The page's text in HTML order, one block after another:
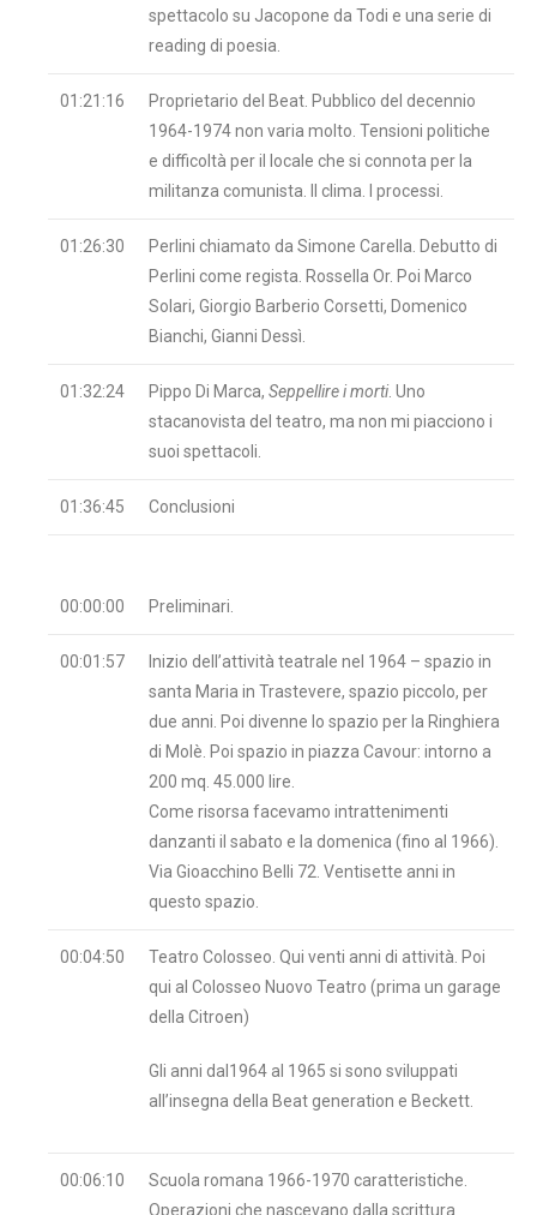
spettacolo su Jacopone da Todi e una serie di
reading di poesia.
01:21:16
Proprietario del Beat. Pubblico del decennio
1964-1974 non varia molto. Tensioni politiche
e difficoltà per il locale che si connota per la
militanza comunista. Il clima. I processi.
01:26:30
Perlini chiamato da Simone Carella. Debutto di
Perlini come regista. Rossella Or. Poi Marco
Solari, Giorgio Barberio Corsetti, Domenico
Bianchi, Gianni Dessì.
01:32:24 Pippo Di Marca, Seppellire i morti . Uno
stacanovista del teatro, ma non mi piacciono i
suoi spettacoli.
01:36:45 Conclusioni
00:00:00 Preliminari.
00:01:57
Inizio dell’attività teatrale nel 1964 – spazio in
santa Maria in Trastevere, spazio piccolo, per
due anni. Poi divenne lo spazio per la Ringhiera
di Molè. Poi spazio in piazza Cavour: intorno a
200 mq. 45.000 lire.
Come risorsa facevamo intrattenimenti
danzanti il sabato e la domenica (fino al 1966).
Via Gioacchino Belli 72. Ventisette anni in
questo spazio.
00:04:50
Teatro Colosseo. Qui venti anni di attività. Poi
qui al Colosseo Nuovo Teatro (prima un garage
della Citroen)
Gli anni dal1964 al 1965 si sono sviluppati
all’insegna della Beat generation e Beckett.
00:06:10
Scuola romana 1966-1970 caratteristiche.
Operazioni che nascevano dalla scrittura